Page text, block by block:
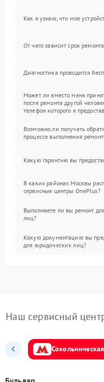
Как я узнаю, что мое
От чего зависит срок
Диагностика проводится
Может ли вместо меня
после ремонта другой
телефон которого я
Возможно ли получать
процессе выполнения
Какую гарантию вы
В каких районах Москвы
сервисные центры OnePlus?
Выполняете ли вы ремонт
лиц?
Какую документацию вы
для юридических лиц?
Наш сервисный
Сокольническая